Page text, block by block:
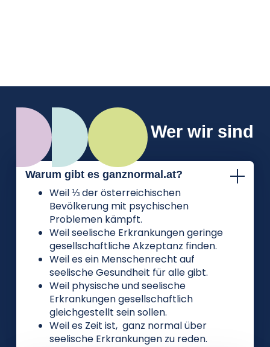
Wer wir sind
Warum gibt es ganznormal.at?
Weil ⅓ der österreichischen
Bevölkerung mit psychischen
Problemen kämpft.
Weil seelische Erkrankungen geringe
gesellschaftliche Akzeptanz finden.
Weil es ein Menschenrecht auf
seelische Gesundheit für alle gibt.
Weil physische und seelische
Erkrankungen gesellschaftlich
gleichgestellt sein sollen.
Weil es Zeit ist, ganz normal über
seelische Erkrankungen zu reden.